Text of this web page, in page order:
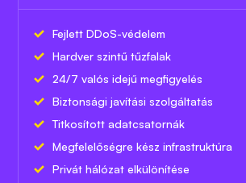
Fejlett DDoS-védelem
Hardver szintű tűzfalak
24/7 valós idejű megfigyelés
Biztonsági javítási szolgáltatás
Titkosított adatcsatornák
Megfelelőségre kész infrastruktúra
Privát hálózat elkülönítése